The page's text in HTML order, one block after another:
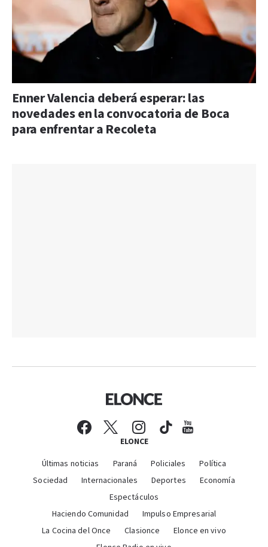
Enner Valencia deberá esperar: las
novedades en la convocatoria de Boca
para enfrentar a Recoleta
ELONCE
Últimas noticias Paraná Policiales
Política
Sociedad
Internacionales Deportes
Economía
Espectáculos
Haciendo Comunidad
Impulso Empresarial
La Cocina del Once
Clasionce
Elonce en vivo